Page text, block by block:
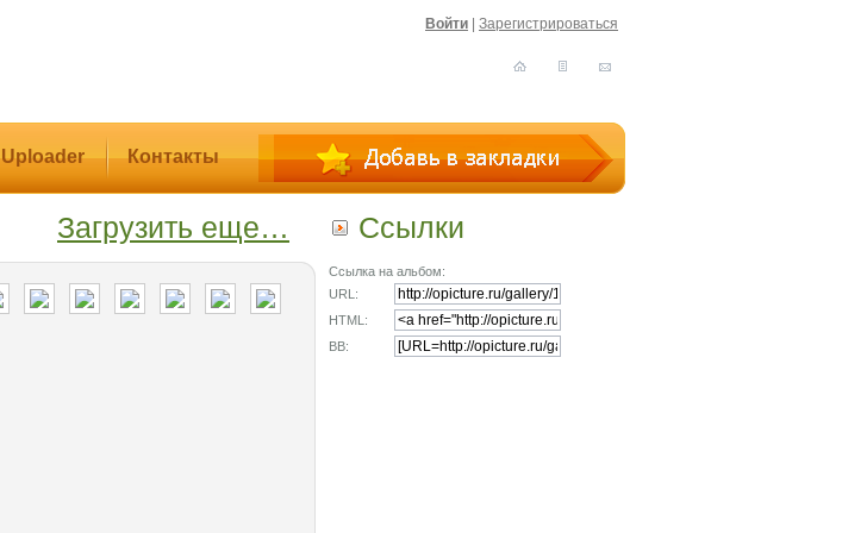
Войти Зарегистрироваться
Uploader Контакты
Загрузить еще… Ссылки
Ссылка на альбом:
URL:
HTML:
BB: